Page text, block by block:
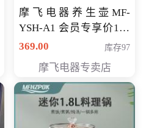
摩飞电器养生壶MF-
YSH-A1 会员专享价198
元
369.00 库存97
摩飞电器专卖店